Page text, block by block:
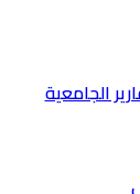
الجامعية